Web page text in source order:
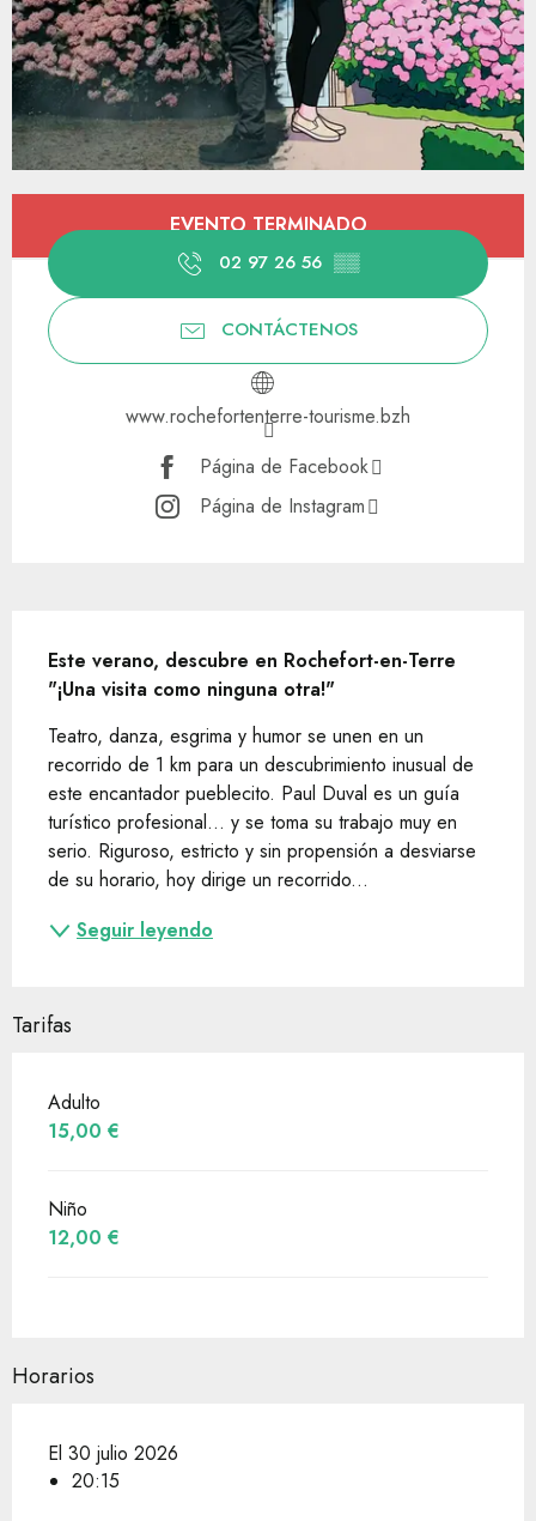
Horarios y datos de contacto
EVENTO TERMINADO
02 97 26 56 ▒▒
CONTÁCTENOS
www.rochefortenterre-tourisme.bzh
Página de Facebook
Página de Instagram
Este verano, descubre en Rochefort-en-Terre
"¡Una visita como ninguna otra!"
Teatro, danza, esgrima y humor se unen en un
recorrido de 1 km para un descubrimiento inusual de
este encantador pueblecito. Paul Duval es un guía
turístico profesional… y se toma su trabajo muy en
serio. Riguroso, estricto y sin propensión a desviarse
de su horario, hoy dirige un recorrido...
Seguir leyendo
Tarifas
Adulto
15,00 €
Niño
12,00 €
Horarios
El 30 julio 2026
20:15